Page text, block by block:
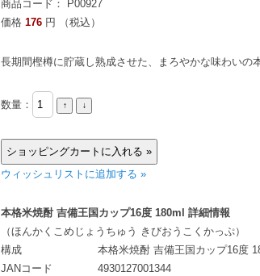
商品コード： P00927
価格 176 円 （税込）
長期間樫樽に貯蔵し熟成させた、まろやかな味わいの
数量：
ウィッシュリストに追加する »
本格米焼酎 吉備王国カップ16度 180ml 詳細情報
（ほんかくこめじょうちゅう きびおうこくかっぷ）
構成
本格米焼酎 吉備王国カップ16度
JANコード
4930127001344